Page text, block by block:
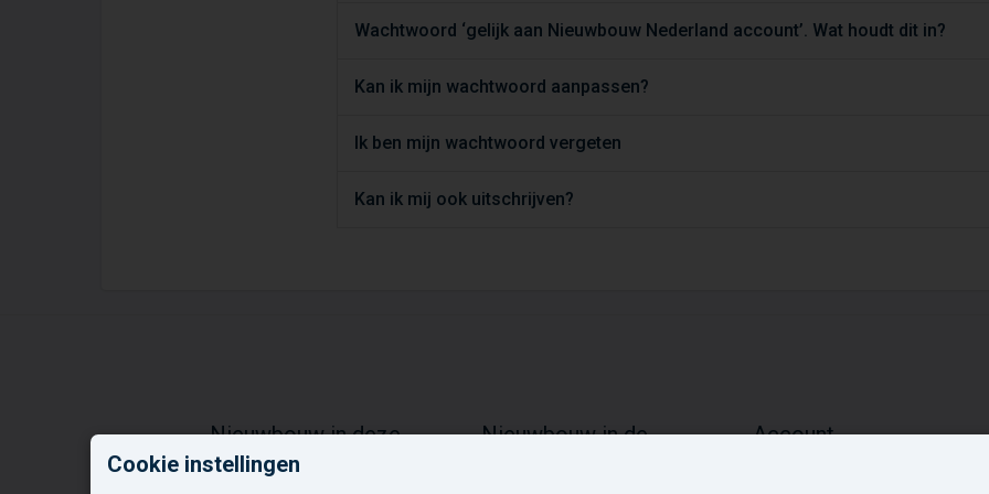
Wachtwoord ‘gelijk aan Nieuwbouw Nederland account’. Wat houdt dit in?
Kan ik mijn wachtwoord aanpassen?
Ik ben mijn wachtwoord vergeten
Kan ik mij ook uitschrijven?
Nieuwbouw in deze
gemeente
Nieuwbouw in de
Account
Cookie instellingen